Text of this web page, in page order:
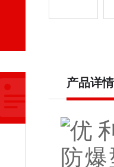
产品详情